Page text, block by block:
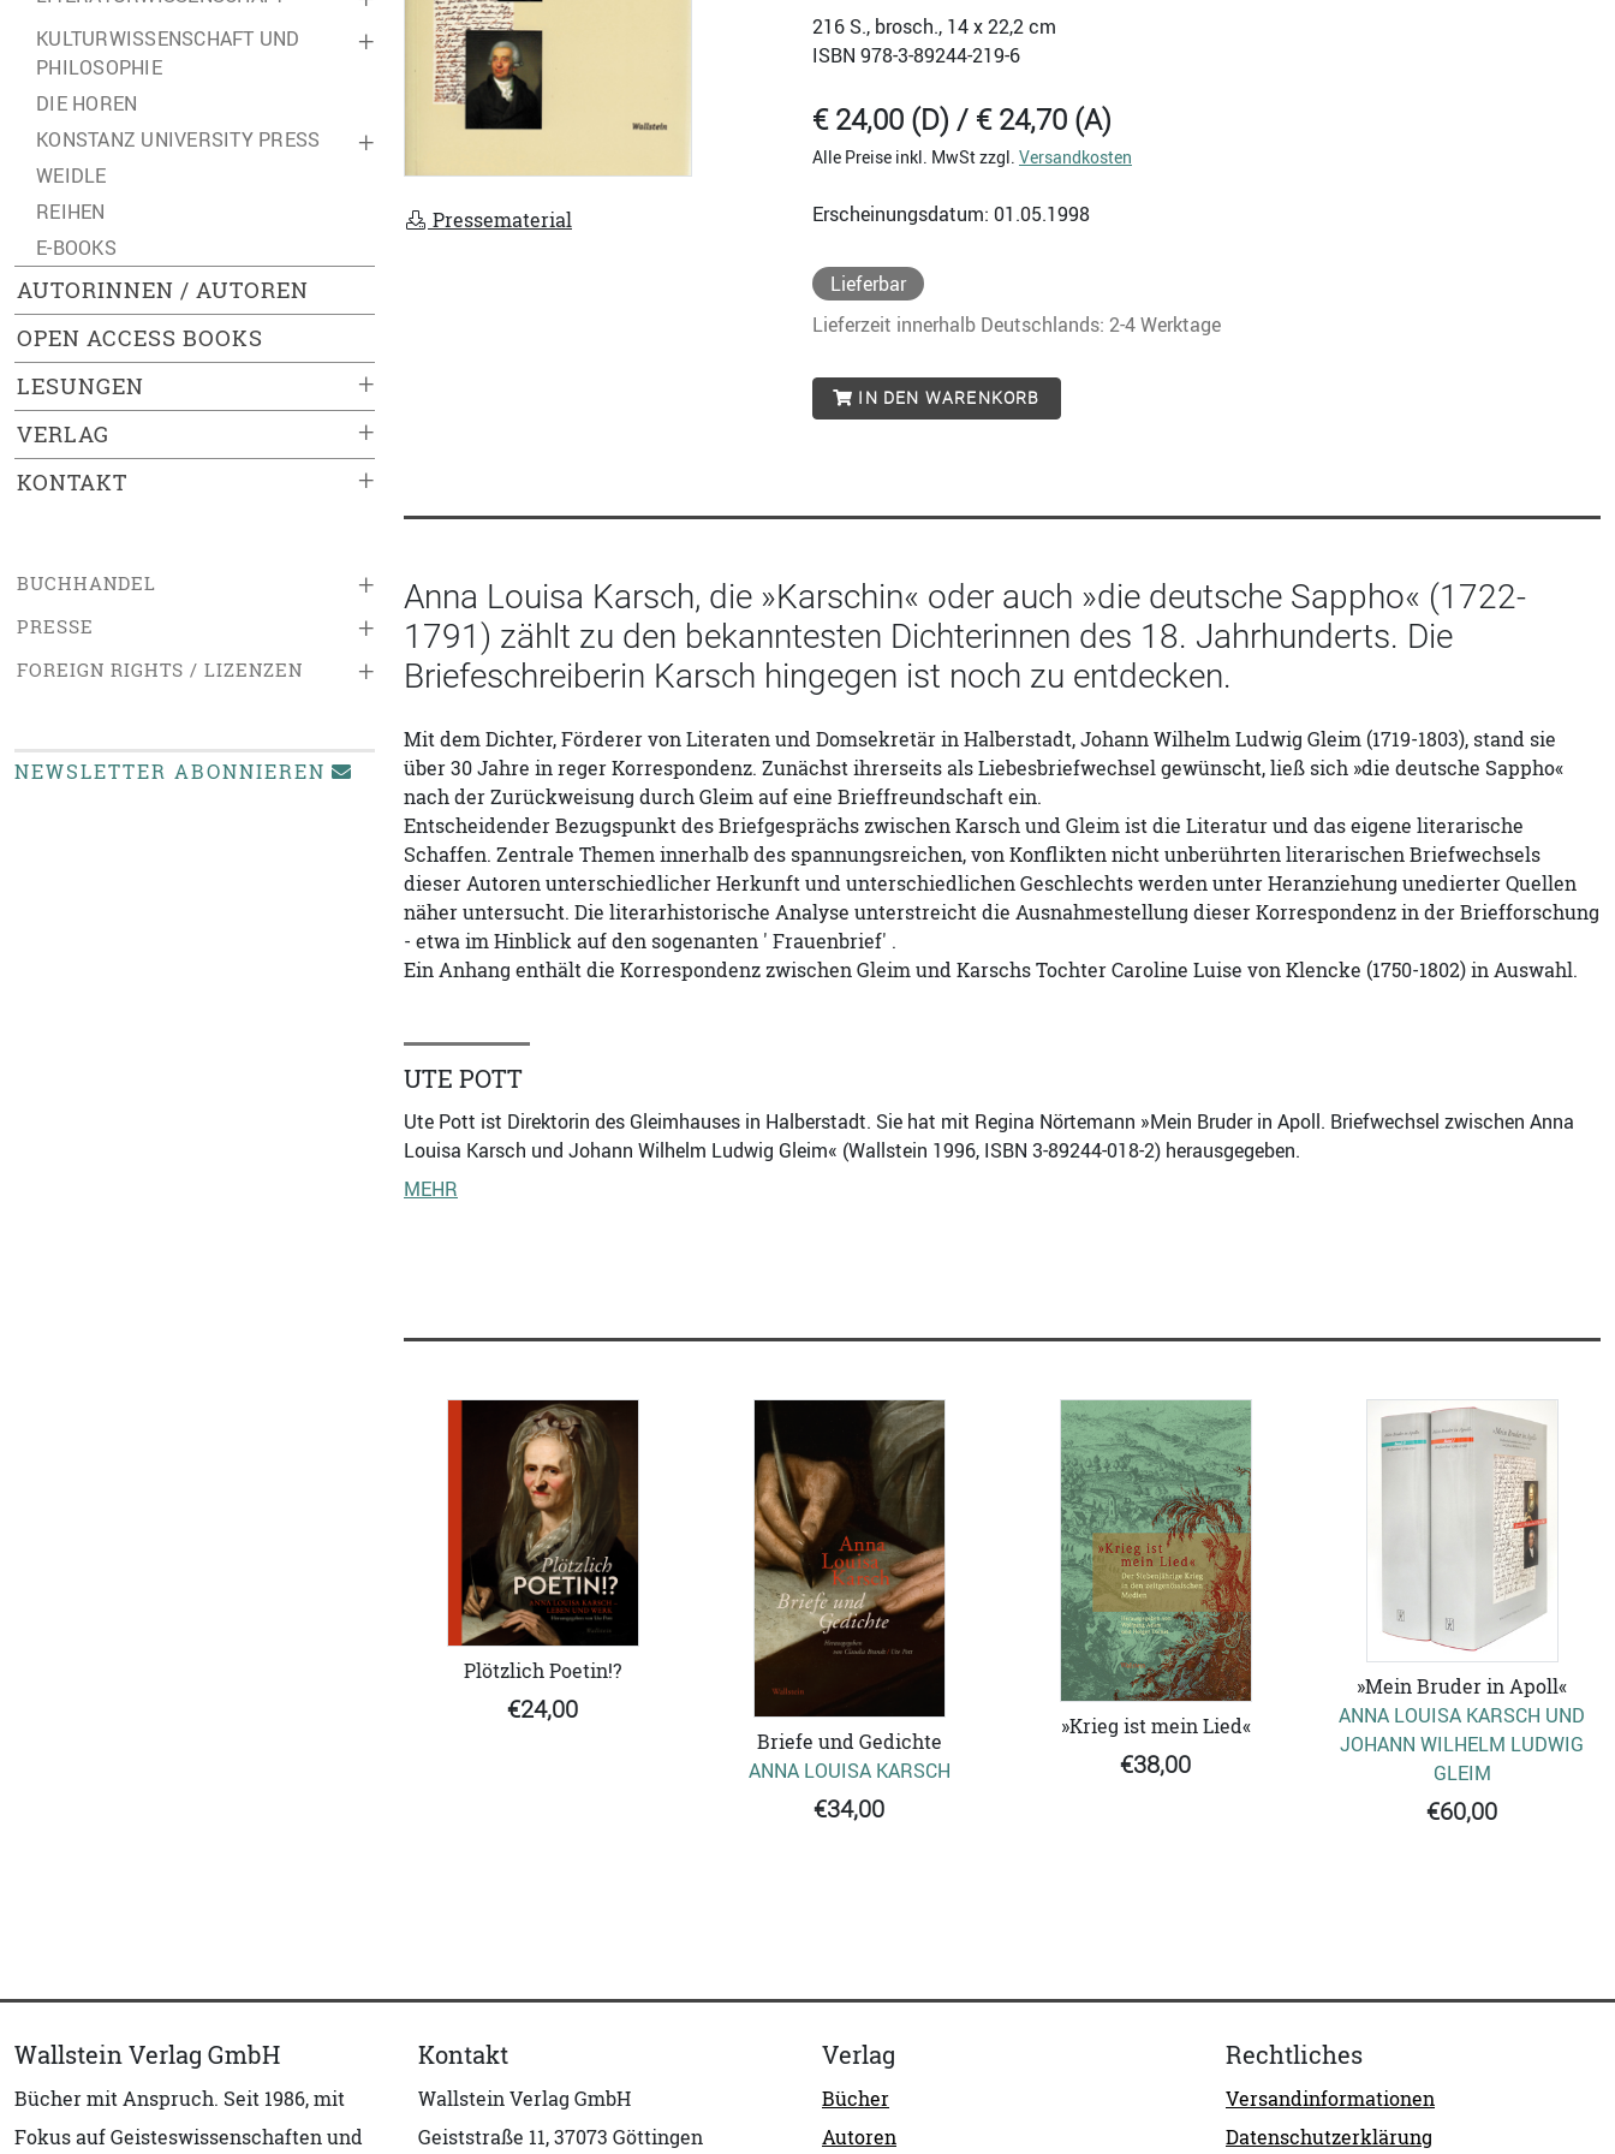
+
KULTURWISSENSCHAFT UND
PHILOSOPHIE
DIE HOREN
+
KONSTANZ UNIVERSITY PRESS
WEIDLE
REIHEN
E-BOOKS
AUTORINNEN / AUTOREN
OPEN ACCESS BOOKS
+
LESUNGEN
+
VERLAG
+
KONTAKT
+
BUCHHANDEL
+
PRESSE
+
FOREIGN RIGHTS / LIZENZEN
NEWSLETTER ABONNIEREN
Pressematerial
216 S., brosch., 14 x 22,2 cm
ISBN 978-3-89244-219-6
€ 24,00 (D) / € 24,70 (A)
Alle Preise inkl. MwSt zzgl. Versandkosten
Erscheinungsdatum: 01.05.1998
Lieferbar
Lieferzeit innerhalb Deutschlands: 2-4 Werktage
IN DEN WARENKORB
Anna Louisa Karsch, die »Karschin« oder auch »die deutsche Sappho« (1722-
1791) zählt zu den bekanntesten Dichterinnen des 18. Jahrhunderts. Die
Briefeschreiberin Karsch hingegen ist noch zu entdecken.
Mit dem Dichter, Förderer von Literaten und Domsekretär in Halberstadt, Johann Wilhelm Ludwig Gleim (1719-1803), stand sie
über 30 Jahre in reger Korrespondenz. Zunächst ihrerseits als Liebesbriefwechsel gewünscht, ließ sich »die deutsche Sappho«
nach der Zurückweisung durch Gleim auf eine Brieffreundschaft ein.
Entscheidender Bezugspunkt des Briefgesprächs zwischen Karsch und Gleim ist die Literatur und das eigene literarische
Schaffen. Zentrale Themen innerhalb des spannungsreichen, von Konflikten nicht unberührten literarischen Briefwechsels
dieser Autoren unterschiedlicher Herkunft und unterschiedlichen Geschlechts werden unter Heranziehung unedierter Quellen
näher untersucht. Die literarhistorische Analyse unterstreicht die Ausnahmestellung dieser Korrespondenz in der Briefforschung
- etwa im Hinblick auf den sogenanten ' Frauenbrief' .
Ein Anhang enthält die Korrespondenz zwischen Gleim und Karschs Tochter Caroline Luise von Klencke (1750-1802) in Auswahl.
UTE POTT
Ute Pott ist Direktorin des Gleimhauses in Halberstadt. Sie hat mit Regina Nörtemann »Mein Bruder in Apoll. Briefwechsel zwischen Anna
Louisa Karsch und Johann Wilhelm Ludwig Gleim« (Wallstein 1996, ISBN 3-89244-018-2) herausgegeben.
MEHR
Plötzlich Poetin!?
€24,00
Briefe und Gedichte
ANNA LOUISA KARSCH
€34,00
»Krieg ist mein Lied«
€38,00
»Mein Bruder in Apoll«
ANNA LOUISA KARSCH UND
JOHANN WILHELM LUDWIG
GLEIM
€60,00
Wallstein Verlag GmbH
Bücher mit Anspruch. Seit 1986, mit
Fokus auf Geisteswissenschaften und
Kontakt
Wallstein Verlag GmbH
Geiststraße 11, 37073 Göttingen
Verlag
Bücher
Autoren
Rechtliches
Versandinformationen
Datenschutzerklärung